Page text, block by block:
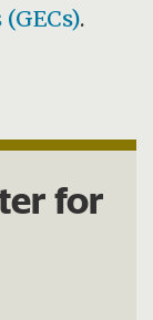
.
for